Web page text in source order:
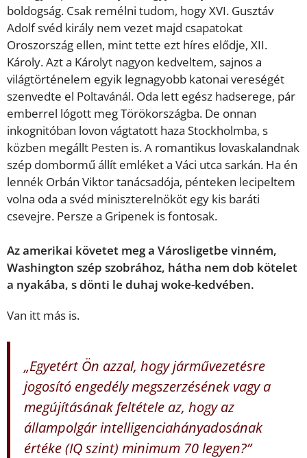
boldogság. Csak remélni tudom, hogy XVI. Gusztáv
Adolf svéd király nem vezet majd csapatokat
Oroszország ellen, mint tette ezt híres elődje, XII.
Károly. Azt a Károlyt nagyon kedveltem, sajnos a
világtörténelem egyik legnagyobb katonai vereségét
szenvedte el Poltavánál. Oda lett egész hadserege, pár
emberrel lógott meg Törökországba. De onnan
inkognitóban lovon vágtatott haza Stockholmba, s
közben megállt Pesten is. A romantikus lovaskalandnak
szép dombormű állít emléket a Váci utca sarkán. Ha én
lennék Orbán Viktor tanácsadója, pénteken lecipeltem
volna oda a svéd miniszterelnököt egy kis baráti
csevejre. Persze a Gripenek is fontosak.
Az amerikai követet meg a Városligetbe vinném,
Washington szép szobrához, hátha nem dob kötelet
a nyakába, s dönti le duhaj woke-kedvében.
Van itt más is.
„Egyetért Ön azzal, hogy járművezetésre
jogosító engedély megszerzésének vagy a
megújításának feltétele az, hogy az
állampolgár intelligenciahányadosának
értéke (IQ szint) minimum 70 legyen?”